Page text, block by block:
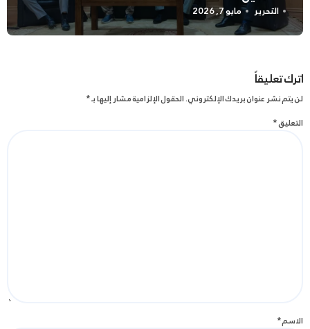
التحرير مايو 7, 2026
اترك تعليقاً
لن يتم نشر عنوان بريدك الإلكتروني.الحقول الإلزامية مشار إليها بـ*
التعليق*
الاسم*